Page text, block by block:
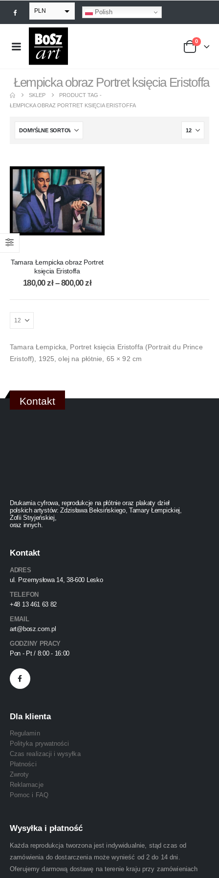
PLN
EUR
USD
Polish
0
Łempicka obraz Portret księcia Eristoffa
SKLEP
PRODUCT TAG -
ŁEMPICKA OBRAZ PORTRET KSIĘCIA ERISTOFFA
Tamara Łempicka obraz Portret
księcia Eristoffa
180,00zł – 800,00zł
Tamara Łempicka, Portret księcia Eristoffa (Portrait du Prince
Eristoff), 1925, olej na płótnie, 65 × 92 cm
Kontakt
Drukarnia cyfrowa, reprodukcje na płótnie oraz plakaty dzieł
polskich artystów: Zdzisława Beksińskiego, Tamary Łempickiej,
Zofii Stryjeńskiej,
oraz innych.
Kontakt
ADRES
ul. Przemysłowa 14, 38-600 Lesko
TELEFON
+48 13 461 63 82
EMAIL
art@bosz.com.pl
GODZINY PRACY
Pon - Pt / 8:00 - 16:00
Dla klienta
Regulamin
Polityka prywatności
Czas realizacji i wysyłka
Płatności
Zwroty
Reklamacje
Pomoc i FAQ
Wysyłka i płatność
Każda reprodukcja tworzona jest indywidualnie, stąd czas od
zamówienia do dostarczenia może wynieść od 2 do 14 dni.
Oferujemy darmową dostawę na terenie kraju przy zamówieniach